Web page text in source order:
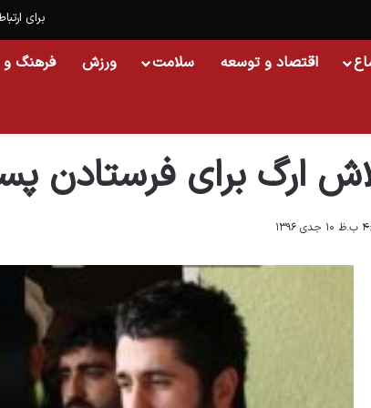
برای
اقتصاد و توسعه سلامت ورزش فرهنگ و
ارگ برای فرستادن
۱۳۹۶